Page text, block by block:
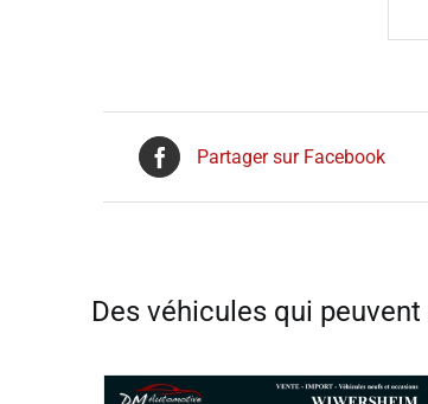
Partager sur Facebook